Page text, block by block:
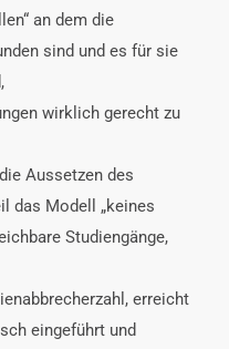
an dem die
sind und es für sie
wirklich gerecht zu
Aussetzen des
das Modell „keines
Studiengänge,
erreicht
eingeführt und